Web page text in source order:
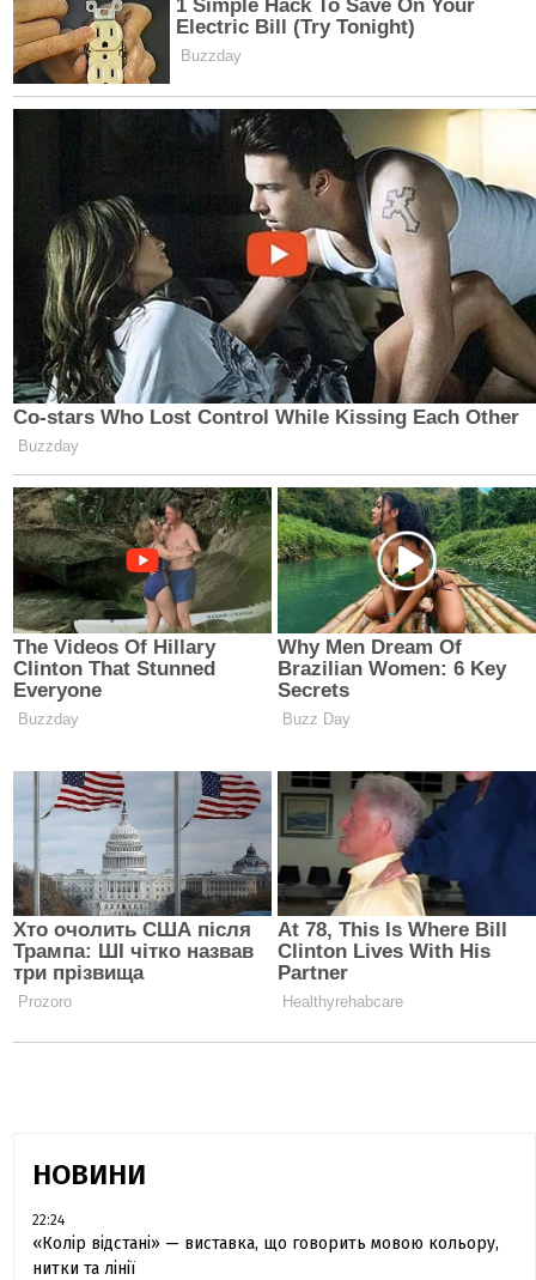
НОВИНИ
22:24
«Колір відстані» — виставка, що говорить мовою кольору,
нитки та лінії